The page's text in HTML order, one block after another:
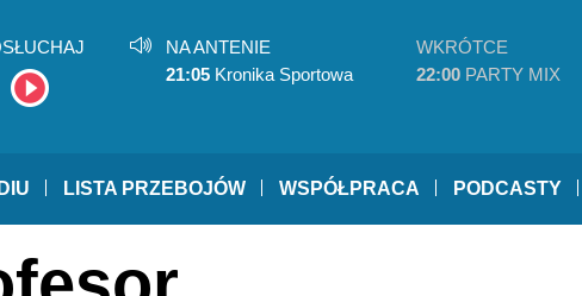
NA ANTENIE
21:05 Kronika Sportowa
WKRÓTCE
22:00 PARTY MIX
LISTA PRZEBOJÓW WSPÓŁPRACA PODCASTY